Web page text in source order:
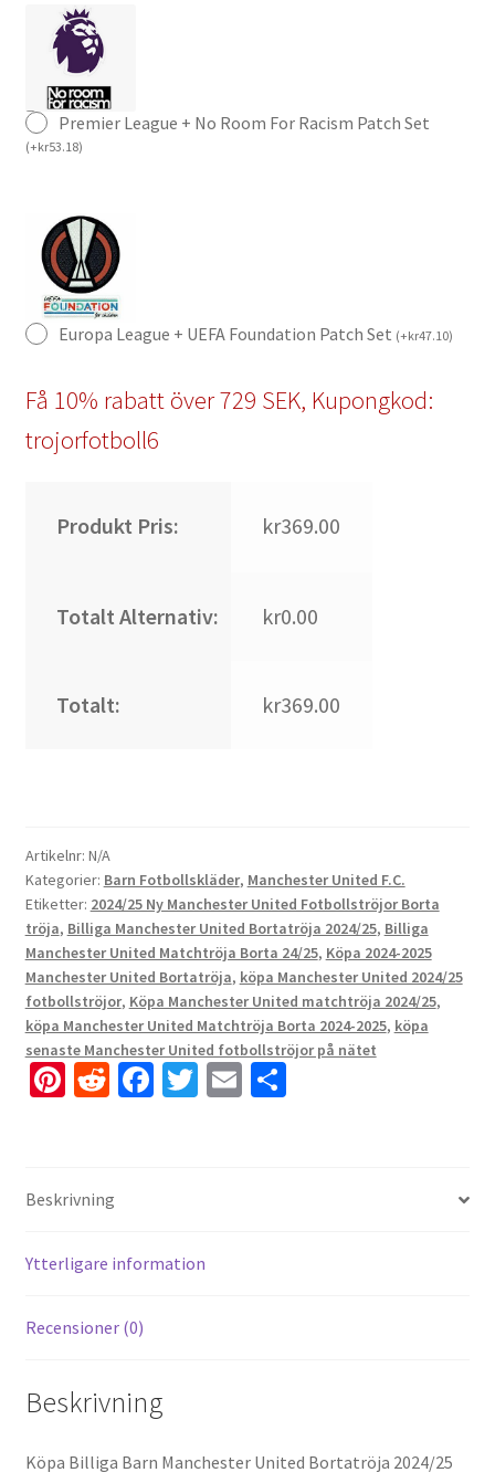
Premier League + No Room For Racism Patch Set
(+kr53.18)
Europa League + UEFA Foundation Patch Set (+kr47.10)
Få 10% rabatt över 729 SEK, Kupongkod:
trojorfotboll6
Produkt Pris: kr369.00
Totalt Alternativ: kr0.00
Totalt: kr369.00
Artikelnr: N/A
Kategorier: Barn Fotbollskläder, Manchester United F.C.
Etiketter: 2024/25 Ny Manchester United Fotbollströjor Borta
tröja, Billiga Manchester United Bortatröja 2024/25, Billiga
Manchester United Matchtröja Borta 24/25, Köpa 2024-2025
Manchester United Bortatröja, köpa Manchester United 2024/25
fotbollströjor, Köpa Manchester United matchtröja 2024/25,
köpa Manchester United Matchtröja Borta 2024-2025, köpa
senaste Manchester United fotbollströjor på nätet
Pi
es
R
di
t
Fa
k
T E D
Beskrivning
Ytterligare information
Recensioner (0)
Beskrivning
Köpa Billiga Barn Manchester United Bortatröja 2024/25